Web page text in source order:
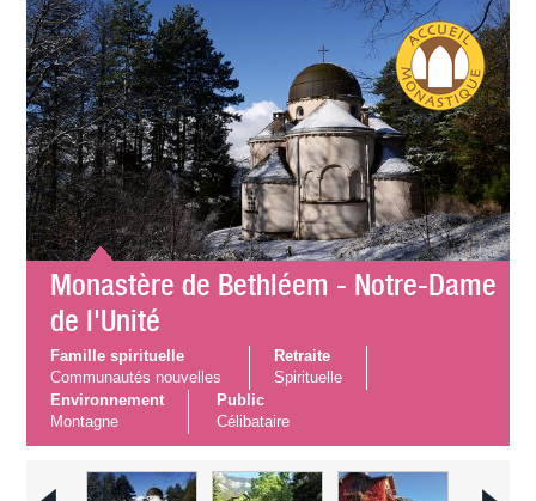
Monastère de Bethléem - Notre-Dame
de l'Unité
Famille spirituelle
Communautés nouvelles
Retraite
Spirituelle
Environnement
Montagne
Public
Célibataire